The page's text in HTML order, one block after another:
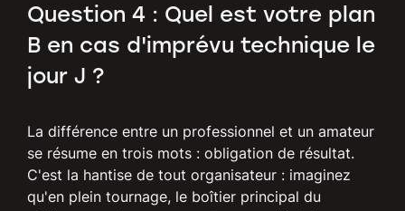
Question 4 : Quel est votre plan
B en cas d'imprévu technique le
jour J ?
La différence entre un professionnel et un amateur
se résume en trois mots : obligation de résultat.
C'est la hantise de tout organisateur : imaginez
qu'en plein tournage, le boîtier principal du